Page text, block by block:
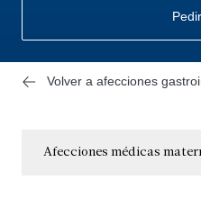
Volver a afecciones
Afecciones médicas